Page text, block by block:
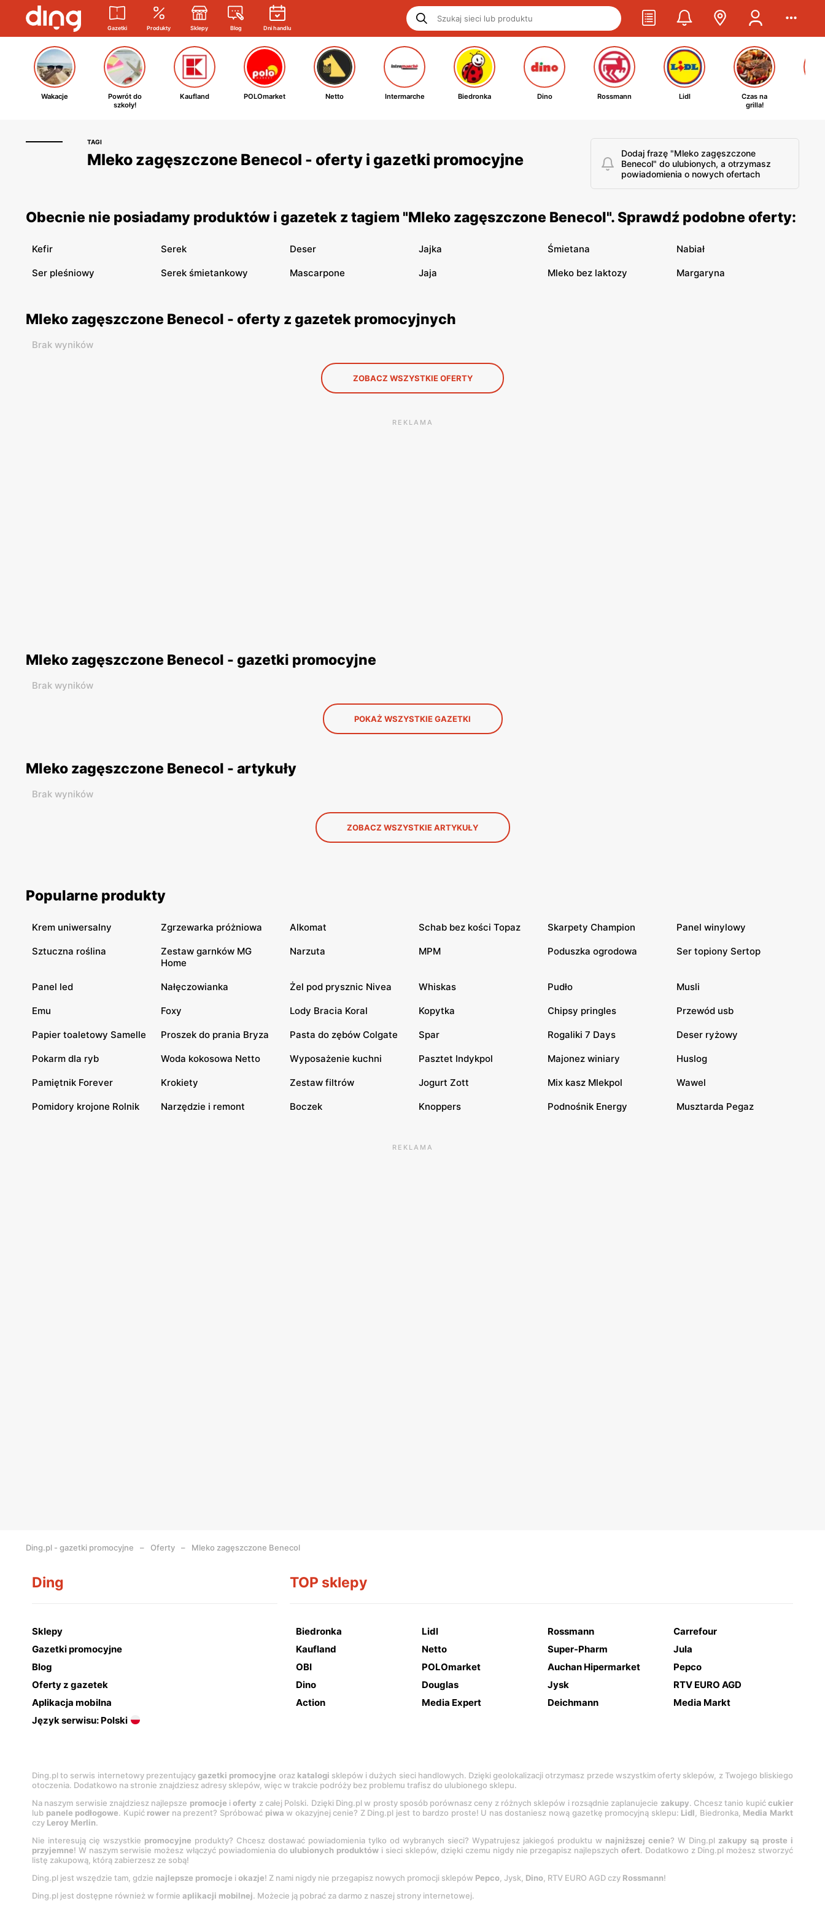
Gazetki Produkty Sklepy Blog Dni handlu
Wakacje
Powrót do
szkoły!
Kaufland POLOmarket Netto Intermarche Biedronka Dino Rossmann Lidl
Czas na
grilla!
TAGI
Mleko zagęszczone Benecol - oferty i gazetki promocyjne
Dodaj frazę "Mleko zagęszczone
Benecol" do ulubionych, a otrzymasz
powiadomienia o nowych ofertach
Obecnie nie posiadamy produktów i gazetek z tagiem "Mleko zagęszczone Benecol". Sprawdź podobne oferty:
Kefir Serek Deser Jajka Śmietana Nabiał
Ser pleśniowy Serek śmietankowy Mascarpone Jaja Mleko bez laktozy Margaryna
Mleko zagęszczone Benecol - oferty z gazetek promocyjnych
Brak wyników
ZOBACZ WSZYSTKIE OFERTY
REKLAMA
Mleko zagęszczone Benecol - gazetki promocyjne
Brak wyników
POKAŻ WSZYSTKIE GAZETKI
Mleko zagęszczone Benecol - artykuły
Brak wyników
ZOBACZ WSZYSTKIE ARTYKUŁY
Popularne produkty
Krem uniwersalny Zgrzewarka próżniowa Alkomat Schab bez kości Topaz Skarpety Champion Panel winylowy
Sztuczna roślina
Zestaw garnków MG
Home
Narzuta MPM Poduszka ogrodowa Ser topiony Sertop
Panel led Nałęczowianka Żel pod prysznic Nivea Whiskas Pudło Musli
Emu Foxy Lody Bracia Koral Kopytka Chipsy pringles Przewód usb
Papier toaletowy Samelle Proszek do prania Bryza Pasta do zębów Colgate Spar Rogaliki 7 Days Deser ryżowy
Pokarm dla ryb Woda kokosowa Netto Wyposażenie kuchni Pasztet Indykpol Majonez winiary Huslog
Pamiętnik Forever Krokiety Zestaw filtrów Jogurt Zott Mix kasz Mlekpol Wawel
Pomidory krojone Rolnik Narzędzie i remont Boczek Knoppers Podnośnik Energy Musztarda Pegaz
REKLAMA
Ding.pl - gazetki promocyjne Oferty Mleko zagęszczone Benecol
Ding
Sklepy
Gazetki promocyjne
Blog
Oferty z gazetek
Aplikacja mobilna
Język serwisu: Polski
TOP sklepy
Biedronka Lidl Rossmann
Carrefour
Kaufland
Netto Super-Pharm
Jula
OBI
POLOmarket Auchan Hipermarket
Pepco
Dino
Douglas Jysk
RTV EURO AGD
Action
Media Expert Deichmann Media Markt
Ding.pl to serwis internetowy prezentującygazetki promocyjne oraz katalogi sklepów i dużych sieci handlowych. Dzięki geolokalizacji otrzymasz przede wszystkim oferty sklepów, z Twojego bliskiego
otoczenia. Dodatkowo na stronie znajdziesz adresy sklepów, więc w trakcie podróży bez problemu trafisz do ulubionego sklepu.
Na naszym serwisie znajdziesz najlepsze promocje ioferty z całej Polski. Dzięki Ding.pl w prosty sposób porównasz ceny z różnych sklepów i rozsądnie zaplanujecie zakupy. Chcesz tanio kupićcukier
lub panele podłogowe. Kupić rower na prezent? Spróbować piwa w okazyjnej cenie? Z Ding.pl jest to bardzo proste! U nas dostaniesz nową gazetkę promocyjną sklepu: Lidl, Biedronka, Media Markt
czy Leroy Merlin.
Nie interesują cię wszystkie promocyjne produkty? Chcesz dostawać powiadomienia tylko od wybranych sieci? Wypatrujesz jakiegoś produktu w najniższej cenie? W Ding.pl zakupy są proste i
przyjemne! W naszym serwisie możesz włączyć powiadomienia do ulubionych produktów i sieci sklepów, dzięki czemu nigdy nie przegapisz najlepszychofert. Dodatkowo z Ding.pl możesz stworzyć
listę zakupową, którą zabierzesz ze sobą!
Ding.pl jest wszędzie tam, gdzie najlepsze promocje i okazje! Z nami nigdy nie przegapisz nowych promocji sklepów Pepco, Jysk, Dino, RTV EURO AGD czy Rossmann!
Ding.pl jest dostępne również w formie aplikacji mobilnej. Możecie ją pobrać za darmo z naszej strony internetowej.